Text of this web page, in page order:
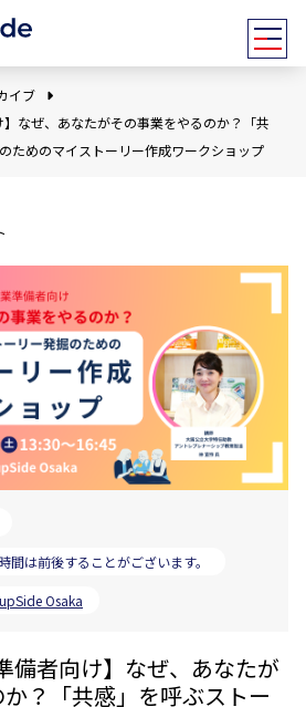
ク
イブ
】なぜ、あなたがその事業をやるのか？「共
ためのマイストーリー作成ワークショップ
は前後することがございます。
Osaka
備者向け】なぜ、あなたが
？「共感」を呼ぶストー